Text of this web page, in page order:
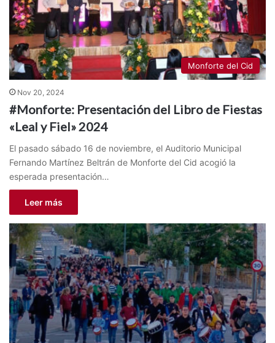
Monforte del Cid
Nov 20, 2024
#Monforte: Presentación del Libro de Fiestas
«Leal y Fiel» 2024
El pasado sábado 16 de noviembre, el Auditorio Municipal
Fernando Martínez Beltrán de Monforte del Cid acogió la
esperada presentación…
Leer más